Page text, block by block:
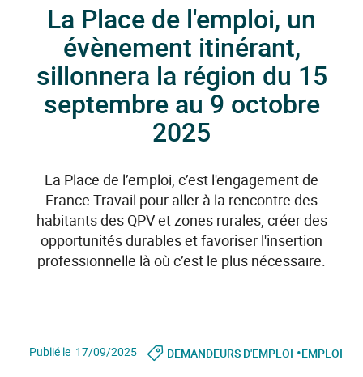
La Place de l'emploi, un
évènement itinérant,
sillonnera la région du 15
septembre au 9 octobre
2025
La Place de l’emploi, c’est l'engagement de
France Travail pour aller à la rencontre des
habitants des QPV et zones rurales, créer des
opportunités durables et favoriser l'insertion
professionnelle là où c’est le plus nécessaire.
Publié le 17/09/2025 DEMANDEURS D'EMPLOI •EMPLOI